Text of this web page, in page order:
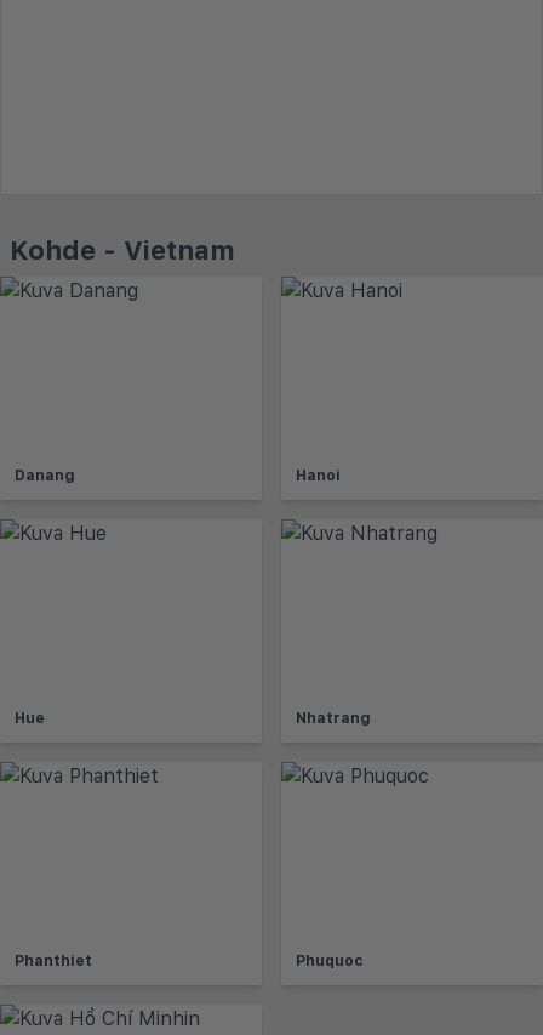
Kohde - Vietnam
Danang Hanoi
Hue Nhatrang
Phanthiet Phuquoc